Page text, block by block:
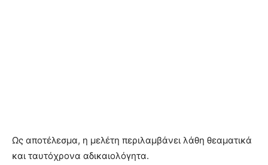
Ως αποτέλεσμα, η μελέτη περιλαμβάνει λάθη θεαματικά
και ταυτόχρονα αδικαιολόγητα.